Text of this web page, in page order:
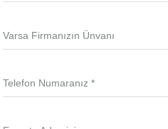
Varsa Firmanızın Ünvanı
Telefon Numaranız *